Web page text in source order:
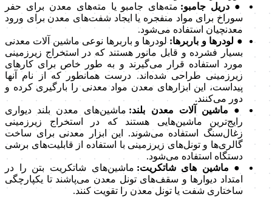
● دریل جامبو: مته‌های جامبو یا مته‌های معدن برای حفر
سوراخ برای مواد منفجره یا ایجاد شفت‌های معدن برای ورود
معدنچیان استفاده می‌شود.
● لودرها و باربرها:لودرها و باربرها نوعی ماشین آلات معدنی
بسیار فشرده و قابل مانور هستند که در استخراج زیرزمینی
مورد استفاده قرار می‌گیرند و به طور خاص برای کارهای
زیرزمینی طراحی شده‌اند. درست همانطور که از نام آنها
پیداست، این ابزارهای معدن مواد معدنی را بارگیری کرده و
دور می‌کنند.
● ماشین آلات معدن بلند: ماشین‌های معدن بلند دیواری
رایج‌ترین ماشین‌هایی هستند که در استخراج زیرزمینی
زغال‌سنگ استفاده می‌شوند. این ابزار معدنی برای ساخت
گالری‌ها و تونل‌های زیرزمینی با استفاده از قابلیت‌های برشی
دستگاه استفاده می‌شود.
● ماشین های شاتکریت: ماشین‌های شاتکریت بتن را در
امتداد دیوارها و سقف‌های تونل معدن می‌پاشند تا یکپارچگی
ساختاری شفت یا تونل معدن را تقویت کنند.